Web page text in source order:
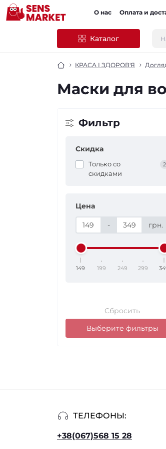
О нас Оплата и
Каталог
КРАСА І ЗДОРОВ'Я
Маски для
Фильтр
Скидка
Только со
cкидками
2
Цена
- грн.
149 199 249 299
Сбросить
Выберите фильтры
ТЕЛЕФОНЫ:
+38(067)568 15 28